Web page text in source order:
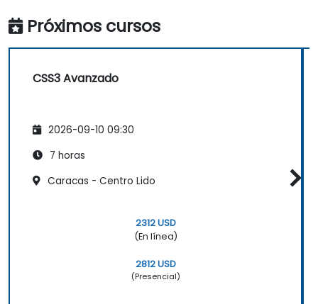
Próximos cursos
CSS3 Avanzado
2026-09-10 09:30
7 horas
Caracas - Centro Lido
2312 USD
(En línea)
2812 USD
(Presencial)